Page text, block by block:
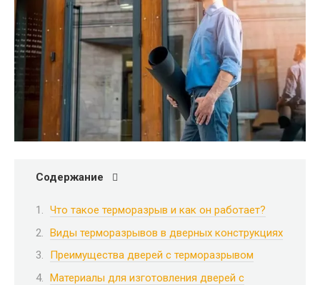
Содержание
Что такое терморазрыв и как он работает?​
Виды терморазрывов в дверных конструкциях
Преимущества дверей с терморазрывом
Материалы для изготовления дверей с